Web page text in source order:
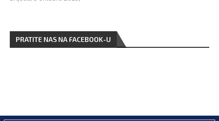
PRATITE NAS NA FACEBOOK-U